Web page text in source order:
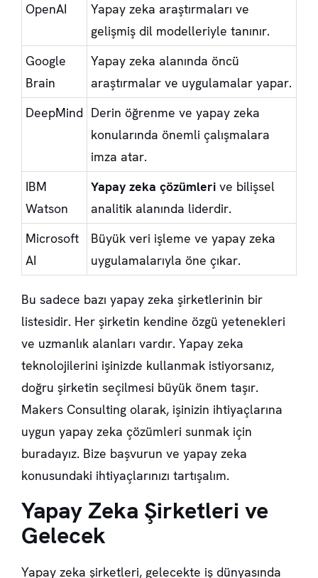
OpenAI
Yapay zeka araştırmaları ve
gelişmiş dil modelleriyle tanınır.
Google
Brain
Yapay zeka alanında öncü
araştırmalar ve uygulamalar yapar.
DeepMind Derin öğrenme ve yapay zeka
konularında önemli çalışmalara
imza atar.
IBM
Watson
Yapay zeka çözümleri ve bilişsel
analitik alanında liderdir.
Microsoft
AI
Büyük veri işleme ve yapay zeka
uygulamalarıyla öne çıkar.
Bu sadece bazı yapay zeka şirketlerinin bir
listesidir. Her şirketin kendine özgü yetenekleri
ve uzmanlık alanları vardır. Yapay zeka
teknolojilerini işinizde kullanmak istiyorsanız,
doğru şirketin seçilmesi büyük önem taşır.
Makers Consulting olarak, işinizin ihtiyaçlarına
uygun yapay zeka çözümleri sunmak için
buradayız. Bize başvurun ve yapay zeka
konusundaki ihtiyaçlarınızı tartışalım.
Yapay Zeka Şirketleri ve
Gelecek
Yapay zeka şirketleri, gelecekte iş dünyasında